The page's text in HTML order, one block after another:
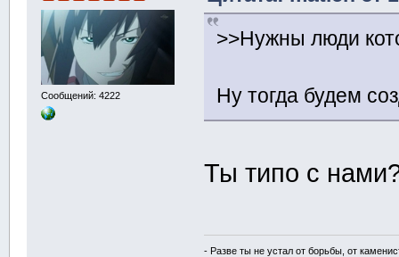
Сообщений: 4222
>>Нужны люди
Ну тогда будем
Ты типо с
- Разве ты не устал от борьбы, от